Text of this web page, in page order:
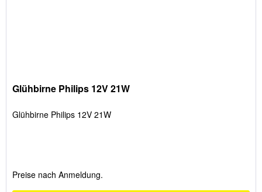
Glühbirne Philips 12V 21W
Glühbirne Philips 12V 21W
Preise nach Anmeldung.